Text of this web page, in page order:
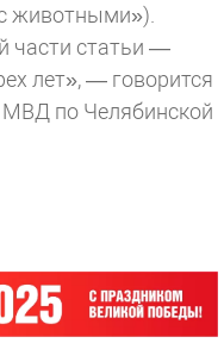
животными»).
части статьи —
лет», — говорится
по Челябинской